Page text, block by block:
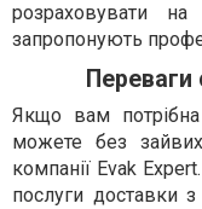
розраховувати
запропонують
Переваги
Якщо вам потрібна
можете без
компанії Evak
послуги доставки